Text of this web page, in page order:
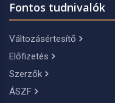
Fontos tudnivalók
Változásértesítő
Előfizetés
Szerzők
ÁSZF